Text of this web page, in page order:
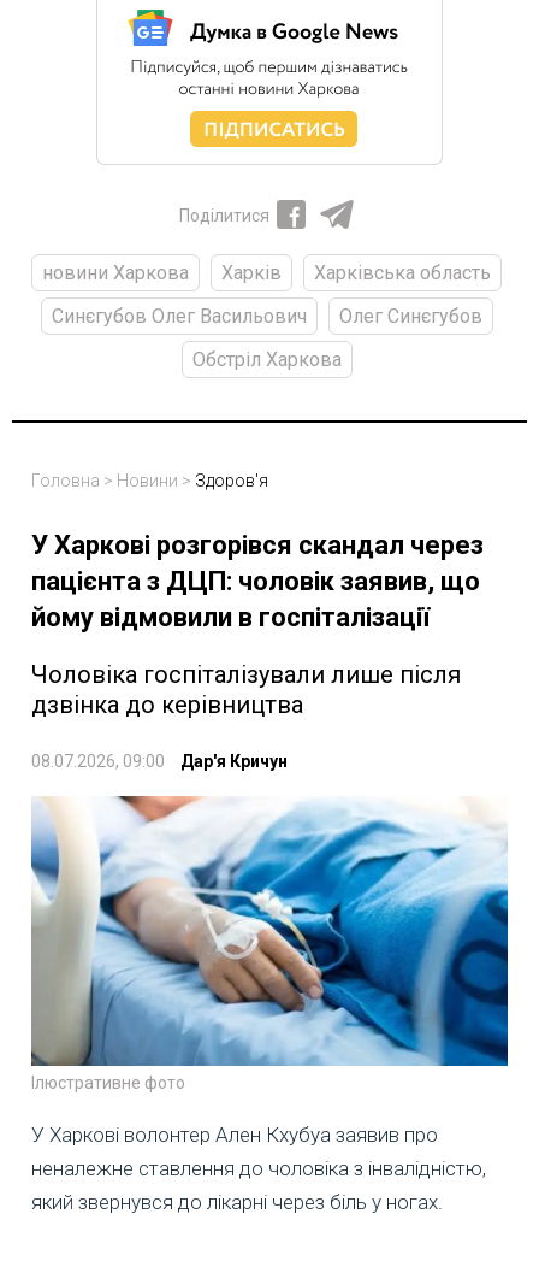
Поділитися
новини Харкова Харків
Харківська область
Синєгубов Олег Васильович
Олег Синєгубов
Обстріл Харкова
Головна > Новини > Здоров'я
У Харкові розгорівся скандал через
пацієнта з ДЦП: чоловік заявив, що
йому відмовили в госпіталізації
Чоловіка госпіталізували лише після
дзвінка до керівництва
08.07.2026, 09:00 Дар'я Кричун
Ілюстративне фото
У Харкові волонтер Ален Кхубуа заявив про
неналежне ставлення до чоловіка з інвалідністю,
який звернувся до лікарні через біль у ногах.